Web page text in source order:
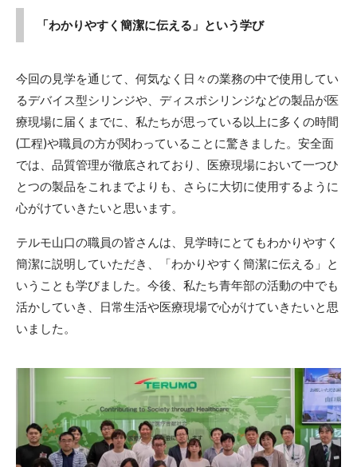
「わかりやすく簡潔に伝える」という学び
今回の見学を通じて、何気なく日々の業務の中で使用してい
るデバイス型シリンジや、ディスポシリンジなどの製品が医
療現場に届くまでに、私たちが思っている以上に多くの時間
(工程)や職員の方が関わっていることに驚きました。安全面
では、品質管理が徹底されており、医療現場において一つひ
とつの製品をこれまでよりも、さらに大切に使用するように
心がけていきたいと思います。
テルモ山口の職員の皆さんは、見学時にとてもわかりやすく
簡潔に説明していただき、「わかりやすく簡潔に伝える」と
いうことも学びました。今後、私たち青年部の活動の中でも
活かしていき、日常生活や医療現場で心がけていきたいと思
いました。